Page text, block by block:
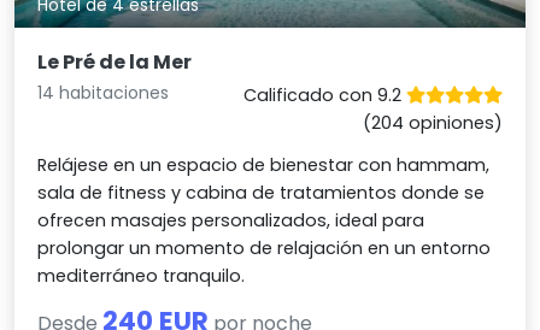
Le Pré de la Mer
14 habitaciones
Calificado con 9.2
(204 opiniones)
Relájese en un espacio de bienestar con hammam,
sala de fitness y cabina de tratamientos donde se
ofrecen masajes personalizados, ideal para
prolongar un momento de relajación en un entorno
mediterráneo tranquilo.
Desde 240 EUR por noche